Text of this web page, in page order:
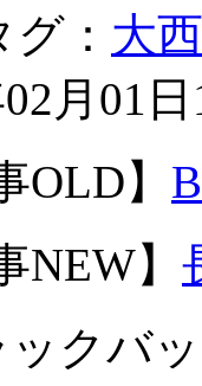
グ： 大
月01
OLD】
NEW】
クバ